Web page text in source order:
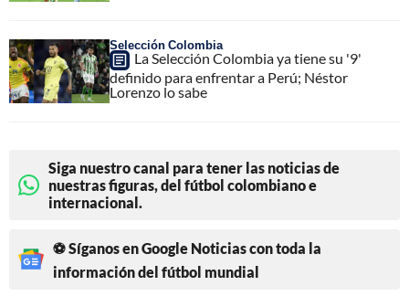
Selección Colombia
La Selección Colombia ya tiene su '9'
definido para enfrentar a Perú; Néstor
Lorenzo lo sabe
Siga nuestro canal para tener las noticias de
nuestras figuras, del fútbol colombiano e
internacional.
⚽ Síganos en Google Noticias con toda la
información del fútbol mundial